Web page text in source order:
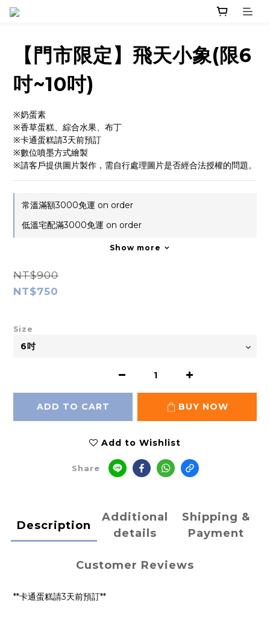
【門市限定】飛天小象(限6
吋~10吋)
※奶蛋素
※香草蛋糕、綜合水果、布丁
※卡通蛋糕請3天前預訂
※數位噴墨方式繪製
※請客戶提供圖片製作，需自行處理圖片是否經合法授權的問題。
常溫滿額3000免運 on order
低溫宅配滿3000免運 on order
Show more
NT$900
NT$750
Size
ADD TO CART BUY NOW
Add to Wishlist
Share
Description
Additional
details
Shipping &
Payment
Customer Reviews
**卡通蛋糕請3天前預訂**